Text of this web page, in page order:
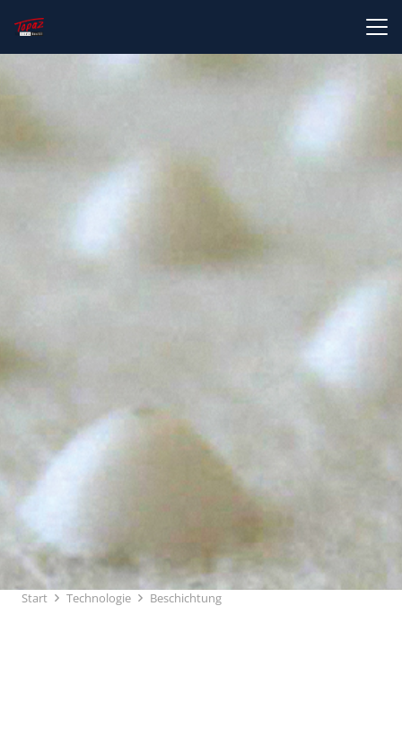
Start Technologie Beschichtung